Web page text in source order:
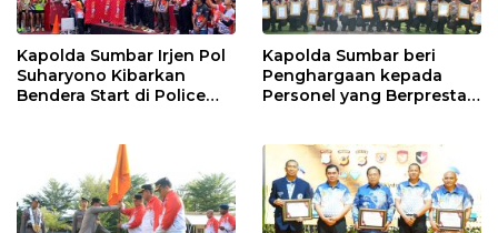
Kapolda Sumbar Irjen Pol
Suharyono Kibarkan
Bendera Start di Police
Kapolda Sumbar beri
Penghargaan kepada
Personel yang Berprestasi